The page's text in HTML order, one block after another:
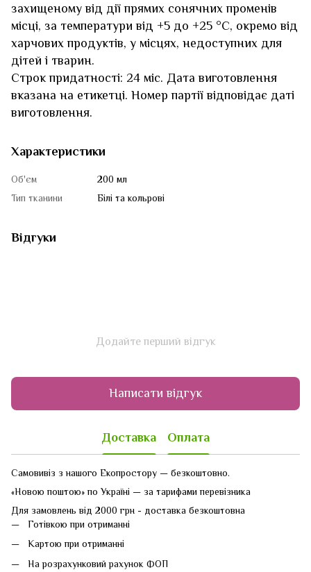
захищеному від дії прямих сонячних променів
місці, за температури від +5 до +25 °С, окремо від
харчових продуктів, у місцях, недоступних для
дітей і тварин.
Строк придатності: 24 міс. Дата виготовлення
вказана на етикетці. Номер партії відповідає даті
виготовлення.
Характеристики
Об'єм
200 мл
Тип тканини
Білі та кольрові
Відгуки
Додайте перший відгук
Написати відгук
Доставка Оплата
Самовивіз з нашого Екопростору — безкоштовно.
«Новою поштою» по Україні — за тарифами перевізника
Для замовлень від 2000 грн - доставка безкоштовна
Готівкою при отриманні
Картою при отриманні
На розрахунковий рахунок ФОП